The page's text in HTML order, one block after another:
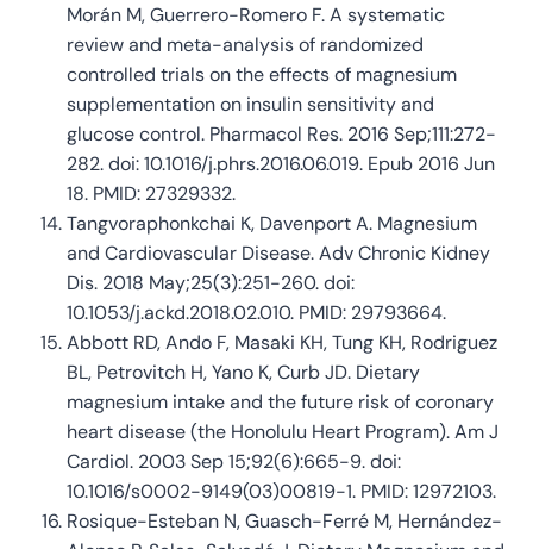
Morán M, Guerrero-Romero F. A systematic
review and meta-analysis of randomized
controlled trials on the effects of magnesium
supplementation on insulin sensitivity and
glucose control. Pharmacol Res. 2016 Sep;111:272-
282. doi: 10.1016/j.phrs.2016.06.019. Epub 2016 Jun
18. PMID: 27329332.
Tangvoraphonkchai K, Davenport A. Magnesium
and Cardiovascular Disease. Adv Chronic Kidney
Dis. 2018 May;25(3):251-260. doi:
10.1053/j.ackd.2018.02.010. PMID: 29793664.
Abbott RD, Ando F, Masaki KH, Tung KH, Rodriguez
BL, Petrovitch H, Yano K, Curb JD. Dietary
magnesium intake and the future risk of coronary
heart disease (the Honolulu Heart Program). Am J
Cardiol. 2003 Sep 15;92(6):665-9. doi:
10.1016/s0002-9149(03)00819-1. PMID: 12972103.
Rosique-Esteban N, Guasch-Ferré M, Hernández-